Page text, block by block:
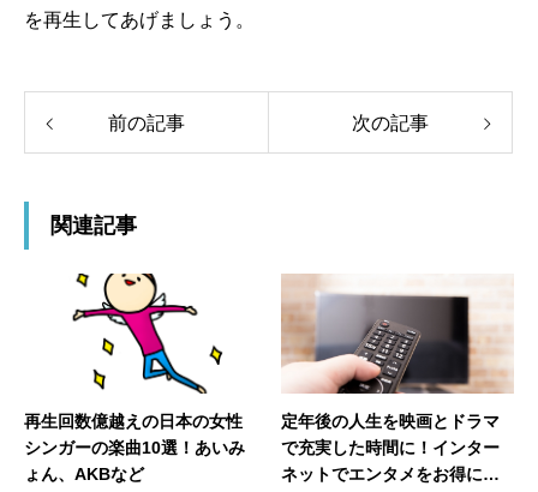
を再生してあげましょう。
前の記事 次の記事
関連記事
再生回数億越えの日本の女性
シンガーの楽曲10選！あいみ
ょん、AKBなど
定年後の人生を映画とドラマ
で充実した時間に！インター
ネットでエンタメをお得に楽